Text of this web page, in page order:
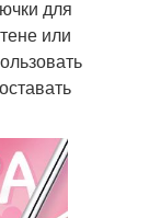
для
или